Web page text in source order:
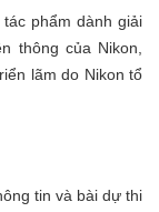
phẩm dành giải
thông của Nikon,
lãm do Nikon tổ
tin và bài dự thi